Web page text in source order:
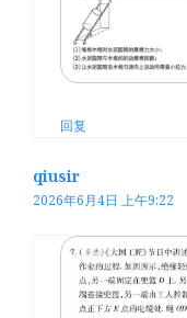
回复
qiusir
2026年6月4日 上午9:22